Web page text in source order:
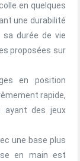
en quelques
une durabilité
durée de vie
proposées sur
en position
rapide,
ayant des jeux
une base plus
en main est